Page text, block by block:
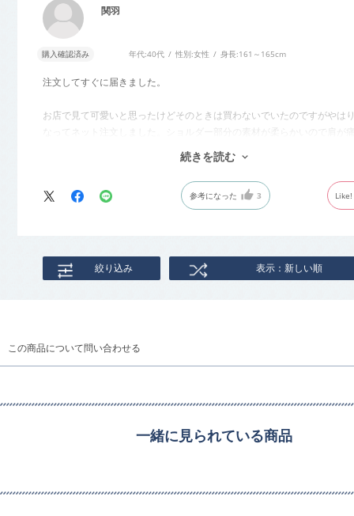
サイズについて
関羽
購入確認済み 年代:40代 性別:女性 身長:161～165cm
注文してすぐに届きました。
お店で見て可愛いと思ったけどそのときは買わないでいたのですがやは
なってネット注文しました。ショルダー部分の素材が柔らかいので肩が
続きを読む
参考になった 3
絞り込み 表示：新しい順
この商品について問い合わせる
一緒に見られている商品